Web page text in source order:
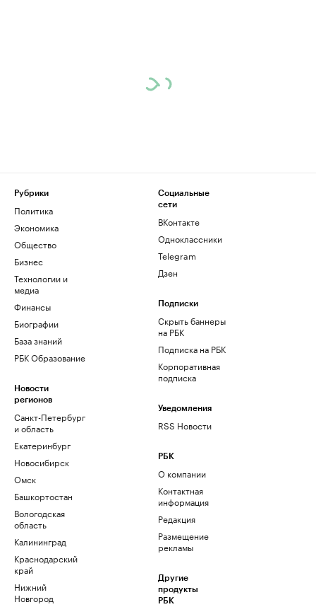
Рубрики
Политика
Экономика
Общество
Бизнес
Технологии и
медиа
Финансы
Биографии
База знаний
РБК Образование
Новости
регионов
Санкт-Петербург
и область
Екатеринбург
Новосибирск
Омск
Башкортостан
Вологодская
область
Калининград
Краснодарский
край
Нижний
Новгород
Социальные
сети
ВКонтакте
Одноклассники
Telegram
Дзен
Подписки
Скрыть баннеры
на РБК
Подписка на РБК
Корпоративная
подписка
Уведомления
RSS Новости
РБК
О компании
Контактная
информация
Редакция
Размещение
рекламы
Другие
продукты
РБК